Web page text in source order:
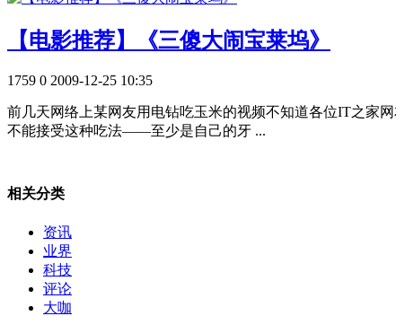
【电影推荐】《三傻大闹宝莱坞》
1759 0 2009-12-25 10:35
前几天网络上某网友用电钻吃玉米的视频不知道各位IT之家
不能接受这种吃法——至少是自己的牙 ...
相关分类
资讯
业界
科技
评论
大咖